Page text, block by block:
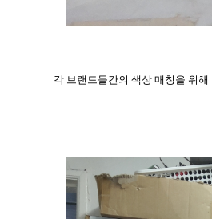
각 브랜드들간의 색상 매칭을 위